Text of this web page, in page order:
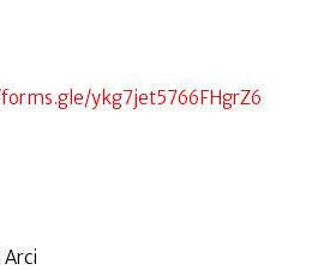
ykg7jet5766FHgrZ6